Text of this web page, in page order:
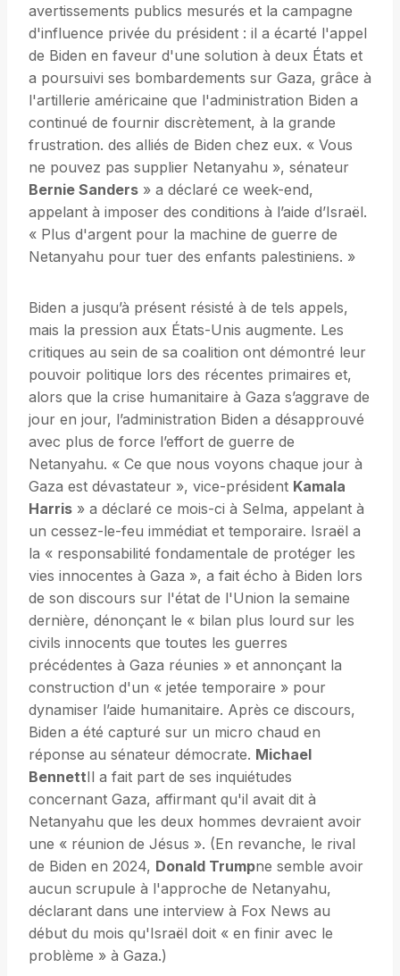
avertissements publics mesurés et la campagne
d'influence privée du président : il a écarté l'appel
de Biden en faveur d'une solution à deux États et
a poursuivi ses bombardements sur Gaza, grâce à
l'artillerie américaine que l'administration Biden a
continué de fournir discrètement, à la grande
frustration. des alliés de Biden chez eux. « Vous
ne pouvez pas supplier Netanyahu », sénateur
Bernie Sanders » a déclaré ce week-end,
appelant à imposer des conditions à l’aide d’Israël.
« Plus d'argent pour la machine de guerre de
Netanyahu pour tuer des enfants palestiniens. »
Biden a jusqu’à présent résisté à de tels appels,
mais la pression aux États-Unis augmente. Les
critiques au sein de sa coalition ont démontré leur
pouvoir politique lors des récentes primaires et,
alors que la crise humanitaire à Gaza s’aggrave de
jour en jour, l’administration Biden a désapprouvé
avec plus de force l’effort de guerre de
Netanyahu. « Ce que nous voyons chaque jour à
Gaza est dévastateur », vice-président Kamala
Harris » a déclaré ce mois-ci à Selma, appelant à
un cessez-le-feu immédiat et temporaire. Israël a
la « responsabilité fondamentale de protéger les
vies innocentes à Gaza », a fait écho à Biden lors
de son discours sur l'état de l'Union la semaine
dernière, dénonçant le « bilan plus lourd sur les
civils innocents que toutes les guerres
précédentes à Gaza réunies » et annonçant la
construction d'un « jetée temporaire » pour
dynamiser l’aide humanitaire. Après ce discours,
Biden a été capturé sur un micro chaud en
réponse au sénateur démocrate. Michael
BennettIl a fait part de ses inquiétudes
concernant Gaza, affirmant qu'il avait dit à
Netanyahu que les deux hommes devraient avoir
une « réunion de Jésus ». (En revanche, le rival
de Biden en 2024, Donald Trumpne semble avoir
aucun scrupule à l'approche de Netanyahu,
déclarant dans une interview à Fox News au
début du mois qu'Israël doit « en finir avec le
problème » à Gaza.)